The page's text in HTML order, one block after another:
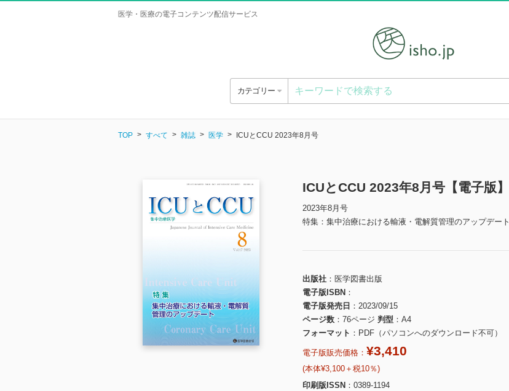
医学・医療の電子コンテンツ配信サービス
カテゴリー
TOP すべて 雑誌 医学 ICUとCCU 2023年8月号
ICUとCCU 2023年8月号【電子版】
2023年8月号
特集：集中治療における輸液・電解質管理のアップデート
出版社
医学図書出版
電子版ISBN
電子版発売日
2023/09/15
ページ数
76ページ 判型
A4
フォーマット
PDF（パソコンへのダウンロード不可）
電子版販売価格： ¥3,410
(本体¥3,100＋税10％)
印刷版ISSN
0389-1194